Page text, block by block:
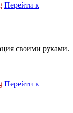
Перейти к
своими руками.
Перейти к